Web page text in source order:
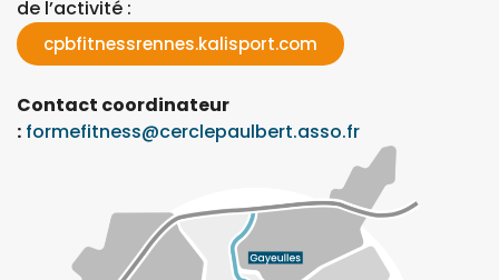
de l’activité :
cpbfitnessrennes.kalisport.com
Contact coordinateur
: formefitness@cerclepaulbert.asso.fr